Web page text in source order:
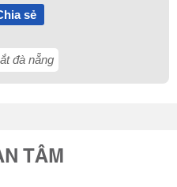
sẻ
đà nẵng
TÂM